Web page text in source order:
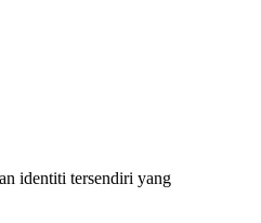
identiti tersendiri yang